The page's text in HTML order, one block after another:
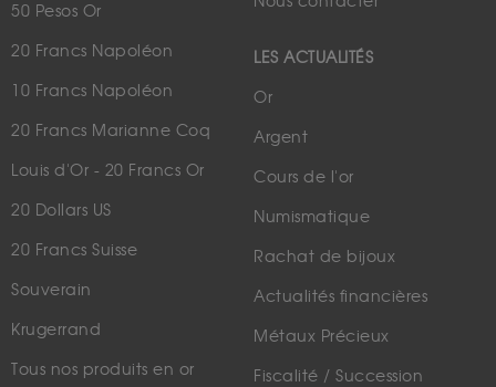
50 Pesos Or
20 Francs Napoléon
10 Francs Napoléon
20 Francs Marianne Coq
Louis d'Or - 20 Francs Or
20 Dollars US
20 Francs Suisse
Souverain
Krugerrand
Tous nos produits en or
LES ACTUALITÉS
Or
Argent
Cours de l'or
Numismatique
Rachat de bijoux
Actualités financières
Métaux Précieux
Fiscalité / Succession